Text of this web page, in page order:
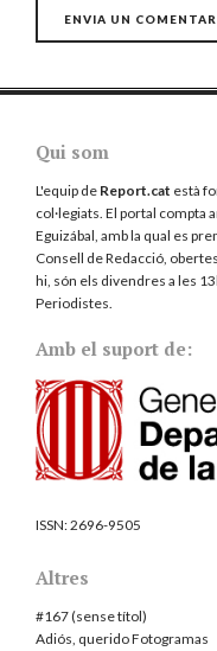
Qui som
L'equip de Report.cat està
col·legiats. El portal compta
Eguizábal, amb la qual es
Consell de Redacció,
hi, són els divendres a les
Periodistes
Amb el suport de:
ISSN:2696-9505
Altres
#167 (sense títol)
Adiós, querido Fotogramas